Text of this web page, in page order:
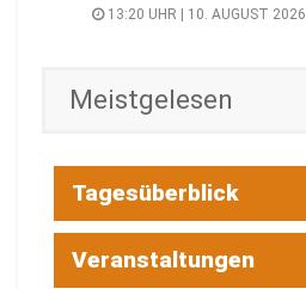
13:20 UHR | 10. AUGUST 2026
Meistgelesen
Tagesüberblick
Veranstaltungen